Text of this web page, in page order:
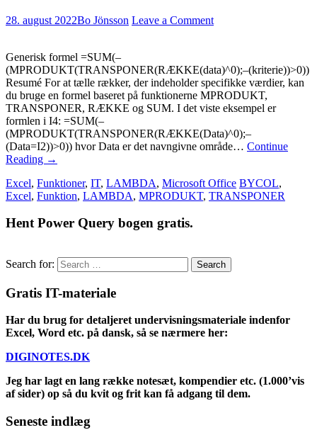
28. august 2022Bo Jönsson Leave a Comment
Generisk formel =SUM(–
(MPRODUKT(TRANSPONER(RÆKKE(data)^0);–(kriterie))>0))
Resumé For at tælle rækker, der indeholder specifikke værdier, kan
du bruge en formel baseret på funktionerne MPRODUKT,
TRANSPONER, RÆKKE og SUM. I det viste eksempel er
formlen i I4: =SUM(–
(MPRODUKT(TRANSPONER(RÆKKE(Data)^0);–
(Data=I2))>0)) hvor Data er det navngivne område… Continue
Reading →
Excel, Funktioner, IT, LAMBDA, Microsoft Office BYCOL,
Excel, Funktion, LAMBDA, MPRODUKT, TRANSPONER
Hent Power Query bogen gratis.
Search for:
Gratis IT-materiale
Har du brug for detaljeret undervisningsmateriale indenfor
Excel, Word etc. på dansk, så se nærmere her:
DIGINOTES.DK
Jeg har lagt en lang række notesæt, kompendier etc. (1.000’vis
af sider) op så du kvit og frit kan få adgang til dem.
Seneste indlæg